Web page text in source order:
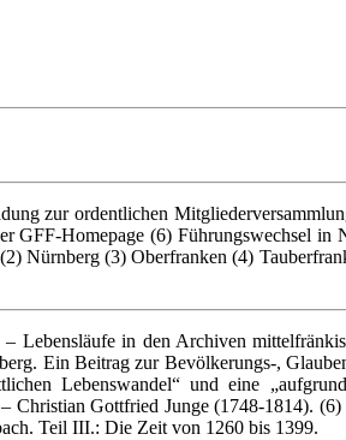
zur ordentlichen
GFF-Homepage (6) Führungswechsel in
Nürnberg (3) Oberfranken (4)
in den Archiven
Ein Beitrag zur Bevölkerungs-,
Lebenswandel“ und eine
Gottfried Junge (1748-1814).
Teil III.: Die Zeit von 1260 bis 1399.